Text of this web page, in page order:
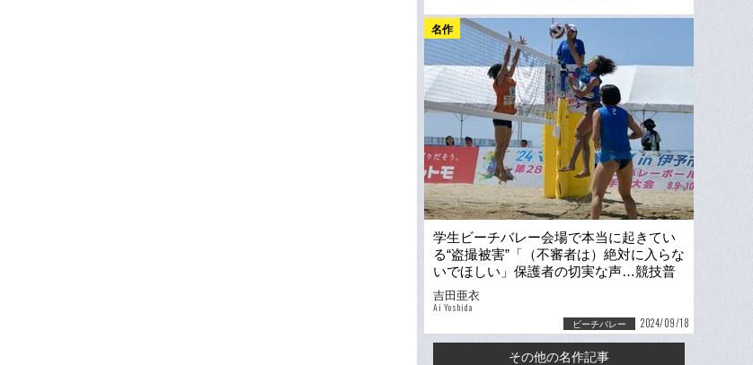
名作
学生ビーチバレー会場で本当に起きてい
る“盗撮被害”「（不審者は）絶対に入らな
いでほしい」保護者の切実な声…競技普
及のための“課題”とは
吉田亜衣
Ai Yoshida
ビーチバレー 2024/09/18
その他の名作記事